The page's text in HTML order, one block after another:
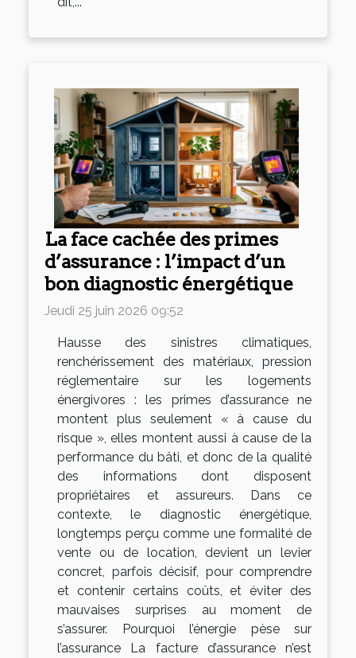
La face cachée des primes
d’assurance : l’impact d’un
bon diagnostic énergétique
Jeudi 25 juin 2026 09:52
Hausse des sinistres climatiques,
renchérissement des matériaux, pression
réglementaire sur les logements
énergivores : les primes d’assurance ne
montent plus seulement « à cause du
risque », elles montent aussi à cause de la
performance du bâti, et donc de la qualité
des informations dont disposent
propriétaires et assureurs. Dans ce
contexte, le diagnostic énergétique,
longtemps perçu comme une formalité de
vente ou de location, devient un levier
concret, parfois décisif, pour comprendre
et contenir certains coûts, et éviter des
mauvaises surprises au moment de
s’assurer. Pourquoi l’énergie pèse sur
l’assurance La facture d’assurance n’est